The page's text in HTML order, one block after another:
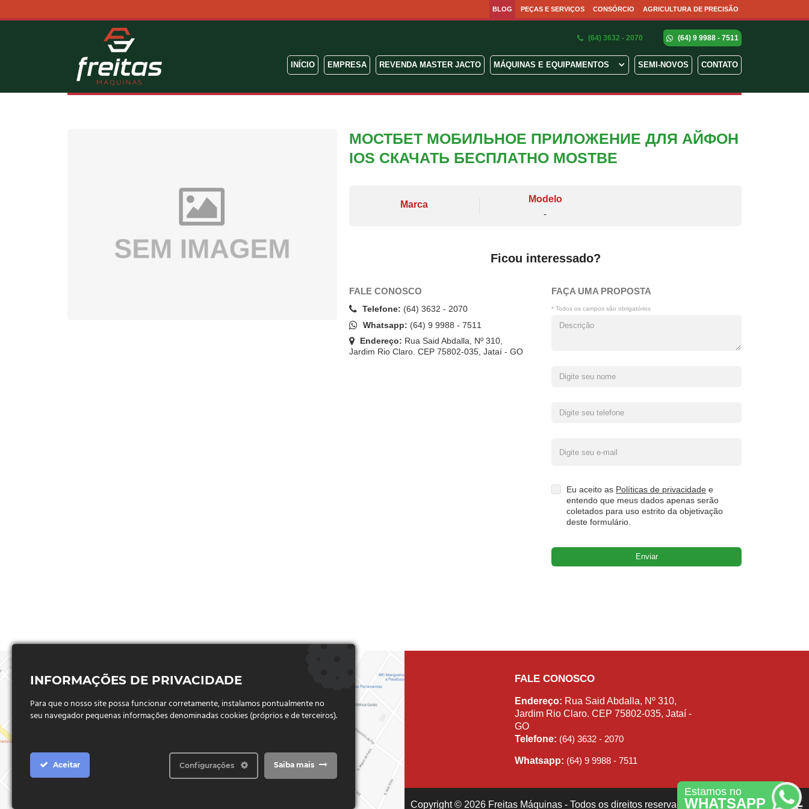
BLOG PEÇAS E SERVIÇOS CONSÓRCIO AGRICULTURA DE PRECISÃO
(64) 3632 - 2070 (64) 9 9988 - 7511
INÍCIO EMPRESA REVENDA MASTER JACTO MÁQUINAS E EQUIPAMENTOS SEMI-NOVOS CONTATO
МОСТБЕТ МОБИЛЬНОЕ ПРИЛОЖЕНИЕ ДЛЯ АЙФОН
IOS СКАЧАТЬ БЕСПЛАТНО MOSTBE
Marca
Modelo
-
Ficou interessado?
FALE CONOSCO
Telefone: (64) 3632 - 2070
Whatsapp: (64) 9 9988 - 7511
Endereço: Rua Said Abdalla, Nº 310,
Jardim Rio Claro. CEP 75802-035, Jataí - GO
FAÇA UMA PROPOSTA
* Todos os campos são obrigatórios
Eu aceito as Políticas de privacidade e
entendo que meus dados apenas serão
coletados para uso estrito da objetivação
deste formulário.
Estamos no
WHATSAPP
FALE CONOSCO
Endereço: Rua Said Abdalla, Nº 310,
Jardim Rio Claro. CEP 75802-035, Jataí -
GO
Telefone: (64) 3632 - 2070
Whatsapp: (64) 9 9988 - 7511
Copyright © 2026 Freitas Máquinas - Todos os direitos reservados
INFORMAÇÕES DE PRIVACIDADE
Para que o nosso site possa funcionar corretamente, instalamos pontualmente no
seu navegador pequenas informações denominadas cookies (próprios e de terceiros).
Aceitar Saiba mais
Configurações